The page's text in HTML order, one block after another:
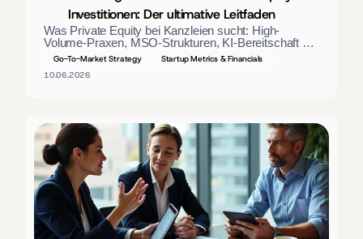
Investitionen: Der ultimative Leitfaden
Was Private Equity bei Kanzleien sucht: High-
Volume-Praxen, MSO-Strukturen, KI-Bereitschaft
und GAAP-Finanzdaten. Ein Positionierungsleitfaden
für Kanzleiinhaber.
Go-To-Market Strategy
Startup Metrics & Financials
10.06.2026